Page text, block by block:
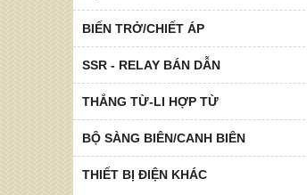
BIẾN TRỞ/CHIẾT ÁP
SSR - RELAY BÁN DẪN
THẮNG TỪ-LI HỢP TỪ
BỘ SÀNG BIÊN/CANH BIÊN
THIẾT BỊ ĐIỆN KHÁC